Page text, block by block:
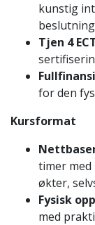
kunstig
Tjen 4
for den
Kursformat
timer
økter,
Fysisk
med